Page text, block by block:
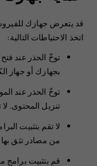
C1
2nd
قد يتعرض جهازك
‏‫اتخذ الاحتياطات التالية:
توخّ الحذر عند
بجهازك أو جهاز
توخّ الحذر عند
تنزيل المحتوى.
لا تقم بتثبيت
من مصادر تثق
قم بتثبيت برامج